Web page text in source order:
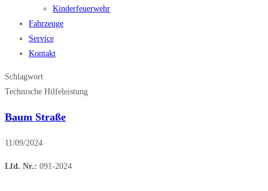
Kinderfeuerwehr
Fahrzeuge
Service
Kontakt
Schlagwort
Technische Hilfeleistung
Baum Straße
11/09/2024
Lfd. Nr.: 091-2024